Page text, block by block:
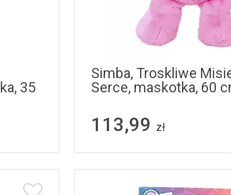
35
Simba, Troskliwe
Serce, maskotka, 60
113,99 zł